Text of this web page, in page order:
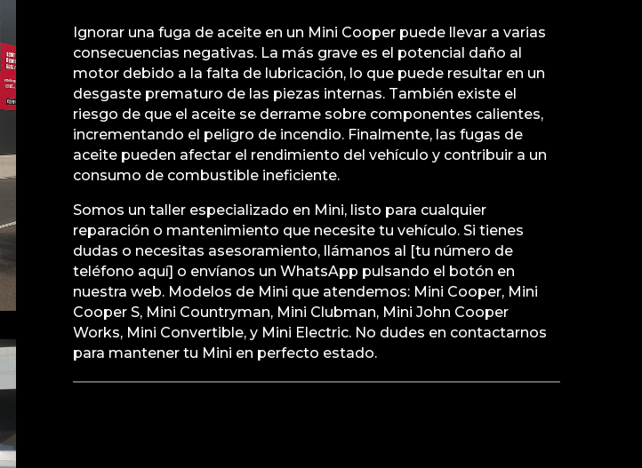
Ignorar una fuga de aceite en un Mini Cooper puede llevar a varias
consecuencias negativas. La más grave es el potencial daño al
motor debido a la falta de lubricación, lo que puede resultar en un
desgaste prematuro de las piezas internas. También existe el
riesgo de que el aceite se derrame sobre componentes calientes,
incrementando el peligro de incendio. Finalmente, las fugas de
aceite pueden afectar el rendimiento del vehículo y contribuir a un
consumo de combustible ineficiente.
Somos un taller especializado en Mini, listo para cualquier
reparación o mantenimiento que necesite tu vehículo. Si tienes
dudas o necesitas asesoramiento, llámanos al [tu número de
teléfono aquí] o envíanos un WhatsApp pulsando el botón en
nuestra web. Modelos de Mini que atendemos: Mini Cooper, Mini
Cooper S, Mini Countryman, Mini Clubman, Mini John Cooper
Works, Mini Convertible, y Mini Electric. No dudes en contactarnos
para mantener tu Mini en perfecto estado.